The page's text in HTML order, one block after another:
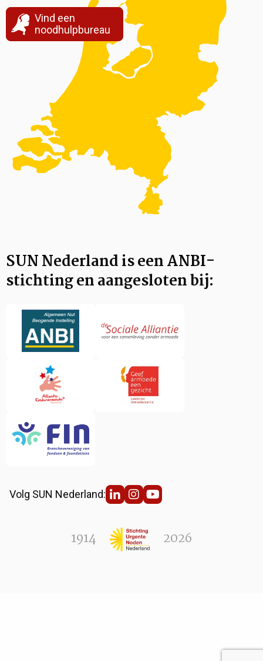
Vind een
noodhulpbureau
SUN Nederland is een ANBI-
stichting en aangesloten bij:
Volg SUN Nederland:
1914 2026